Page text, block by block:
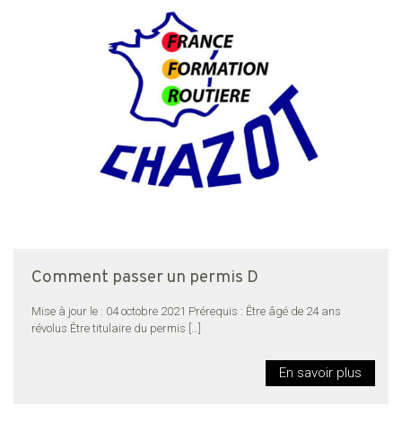
Comment passer un permis D
Mise à jour le : 04 octobre 2021 Prérequis : Être âgé de 24 ans
révolus Être titulaire du permis […]
En savoir plus